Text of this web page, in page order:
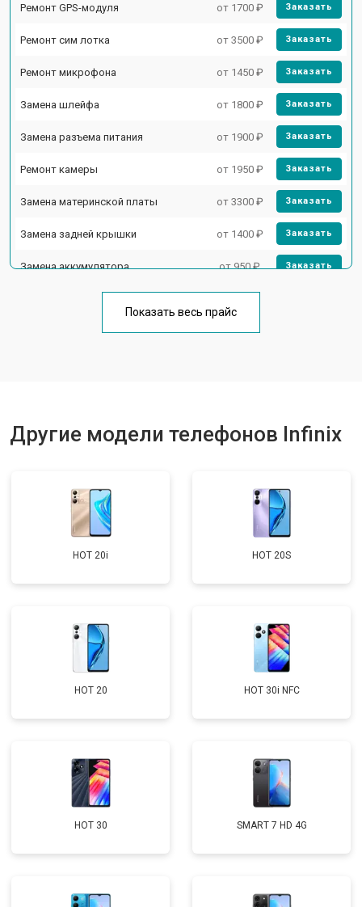
Ремонт GPS-модуля от 1700 ₽ Заказать
Ремонт сим лотка от 3500 ₽ Заказать
Ремонт микрофона от 1450 ₽ Заказать
Замена шлейфа от 1800 ₽ Заказать
Замена разъема питания от 1900 ₽ Заказать
Ремонт камеры от 1950 ₽ Заказать
Замена материнской платы от 3300 ₽ Заказать
Замена задней крышки от 1400 ₽ Заказать
Замена аккумулятора от 950 ₽ Заказать
Ремонт цепи питания от 3200 ₽
Показать весь прайс
Другие модели телефонов Infinix
HOT 20i HOT 20S
HOT 20 HOT 30i NFC
HOT 30 SMART 7 HD 4G